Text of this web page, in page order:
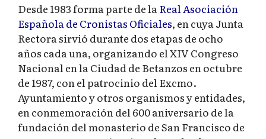
Desde 1983 forma parte de la Real Asociación
Española de Cronistas Oficiales, en cuya Junta
Rectora sirvió durante dos etapas de ocho
años cada una, organizando el XIV Congreso
Nacional en la Ciudad de Betanzos en octubre
de 1987, con el patrocinio del Excmo.
Ayuntamiento y otros organismos y entidades,
en conmemoración del 600 aniversario de la
fundación del monasterio de San Francisco de